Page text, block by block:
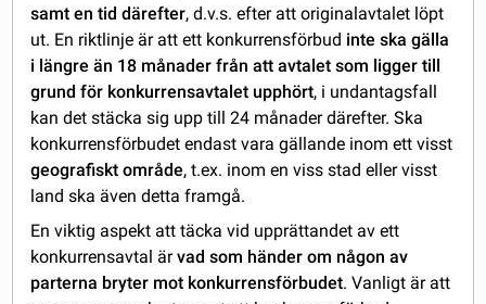
samt en tid därefter, d.v.s. efter att originalavtalet löpt
ut. En riktlinje är att ett konkurrensförbud inte ska gälla
i längre än 18 månader från att avtalet som ligger till
grund för konkurrensavtalet upphört, i undantagsfall
kan det stäcka sig upp till 24 månader därefter. Ska
konkurrensförbudet endast vara gällande inom ett visst
geografiskt område, t.ex. inom en viss stad eller visst
land ska även detta framgå.
En viktig aspekt att täcka vid upprättandet av ett
konkurrensavtal ärvad som händer om någon av
parterna bryter mot konkurrensförbudet. Vanligt är att